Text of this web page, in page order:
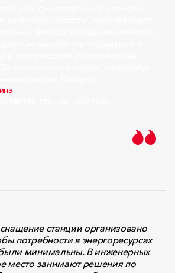
станции организовано
потребности в энергоресурсах
минимальны. В инженерных
место занимают решения по